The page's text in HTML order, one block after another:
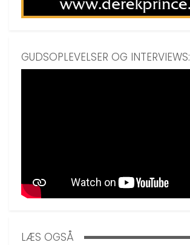
GUDSOPLEVELSER OG INTERVIEWS:
LÆS OGSÅ